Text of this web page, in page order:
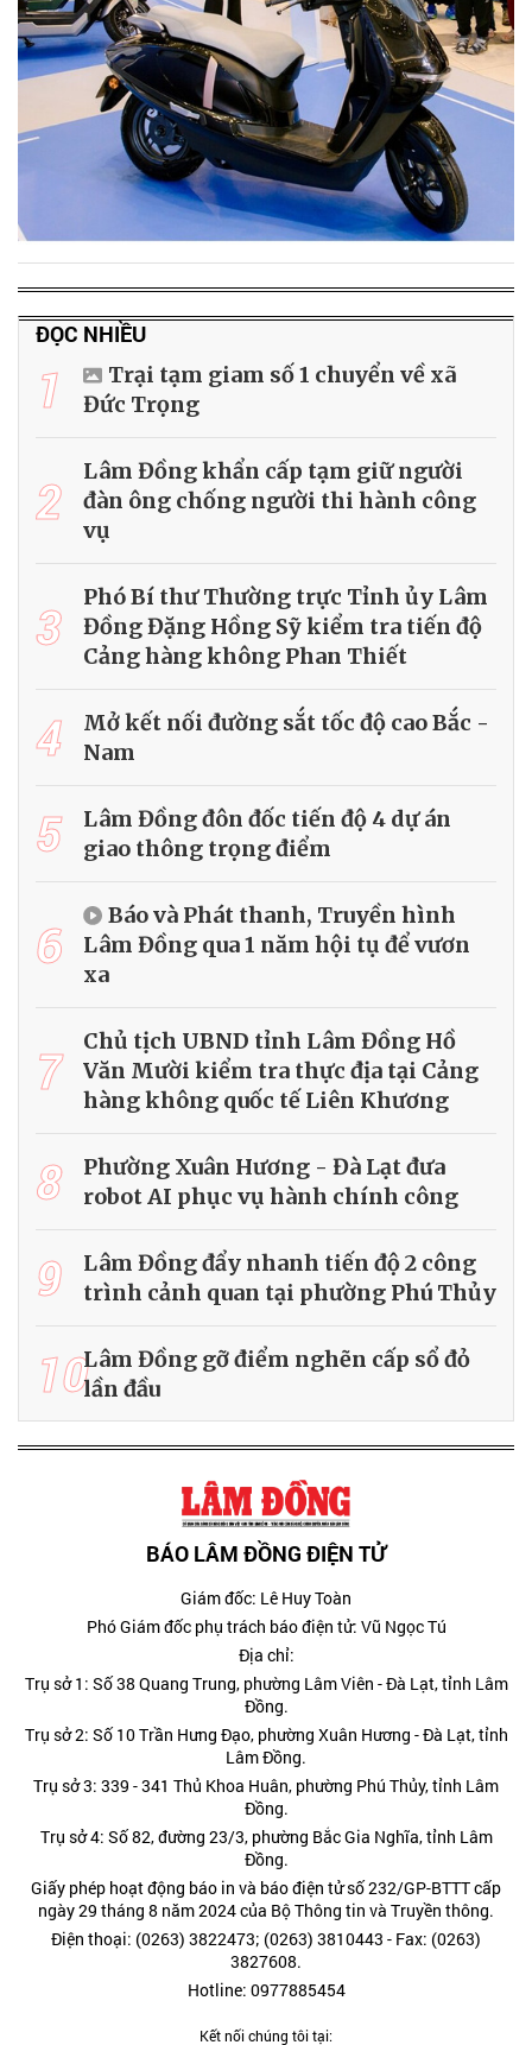
ĐỌC NHIỀU
1
Trại tạm giam số 1 chuyển về xã
Đức Trọng
2
Lâm Đồng khẩn cấp tạm giữ người
đàn ông chống người thi hành công
vụ
3
Phó Bí thư Thường trực Tỉnh ủy Lâm
Đồng Đặng Hồng Sỹ kiểm tra tiến độ
Cảng hàng không Phan Thiết
4
Mở kết nối đường sắt tốc độ cao Bắc -
Nam
5
Lâm Đồng đôn đốc tiến độ 4 dự án
giao thông trọng điểm
6
Báo và Phát thanh, Truyền hình
Lâm Đồng qua 1 năm hội tụ để vươn
xa
7
Chủ tịch UBND tỉnh Lâm Đồng Hồ
Văn Mười kiểm tra thực địa tại Cảng
hàng không quốc tế Liên Khương
8
Phường Xuân Hương - Đà Lạt đưa
robot AI phục vụ hành chính công
9
Lâm Đồng đẩy nhanh tiến độ 2 công
trình cảnh quan tại phường Phú Thủy
10Lâm Đồng gỡ điểm nghẽn cấp sổ đỏ
lần đầu
BÁO LÂM ĐỒNG ĐIỆN TỬ
Giám đốc: Lê Huy Toàn
Phó Giám đốc phụ trách báo điện tử: Vũ Ngọc Tú
Địa chỉ:
Trụ sở 1: Số 38 Quang Trung, phường Lâm Viên - Đà Lạt, tỉnh Lâm
Đồng.
Trụ sở 2: Số 10 Trần Hưng Đạo, phường Xuân Hương - Đà Lạt, tỉnh
Lâm Đồng.
Trụ sở 3: 339 - 341 Thủ Khoa Huân, phường Phú Thủy, tỉnh Lâm
Đồng.
Trụ sở 4: Số 82, đường 23/3, phường Bắc Gia Nghĩa, tỉnh Lâm
Đồng.
Giấy phép hoạt động báo in và báo điện tử số 232/GP-BTTT cấp
ngày 29 tháng 8 năm 2024 của Bộ Thông tin và Truyền thông.
Điện thoại: (0263) 3822473; (0263) 3810443 - Fax: (0263)
3827608.
Hotline: 0977885454
Kết nối chúng tôi tại: